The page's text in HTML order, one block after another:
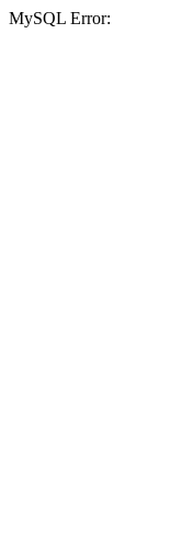
MySQL Error: